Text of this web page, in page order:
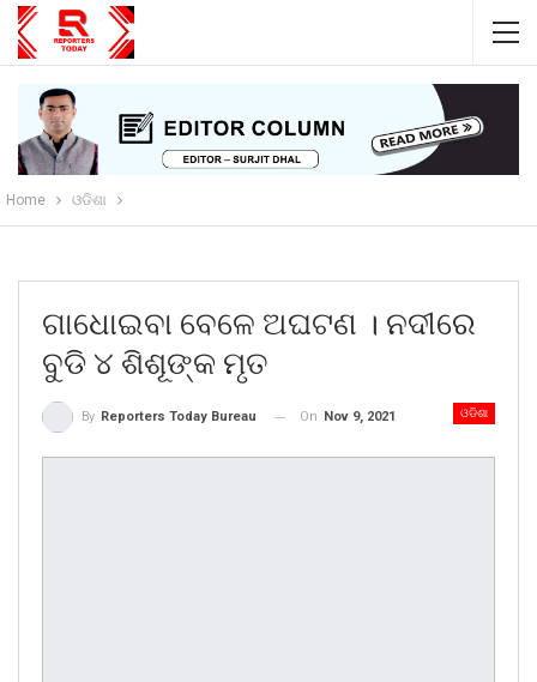
Home ଓଡିଶା
ଗାଧୋଇବା ବେଳେ ଅଘଟଣ । ନଦୀରେ
ବୁଡି ୪ ଶିଶୂଙ୍କ ମୃତ
ଓଡିଶା
By Reporters Today Bureau On Nov 9, 2021